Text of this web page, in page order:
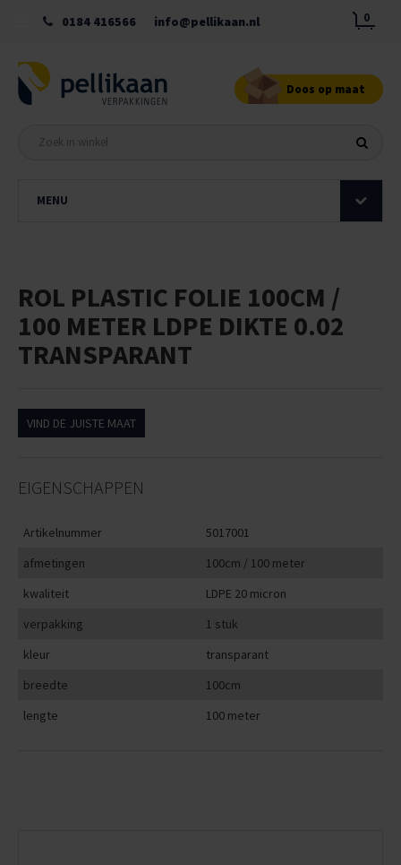
0184 416566 info@pellikaan.nl 0
Doos op maat
MENU
ROL PLASTIC FOLIE 100CM /
100 METER LDPE DIKTE 0.02
TRANSPARANT
VIND DE JUISTE MAAT
EIGENSCHAPPEN
Artikelnummer
5017001
afmetingen
100cm / 100 meter
kwaliteit
LDPE 20 micron
verpakking
1 stuk
kleur
transparant
breedte
100cm
lengte
100 meter